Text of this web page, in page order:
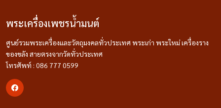
พระเครื่องเพชรน้ำมนต์
ศูนย์รวมพระเครื่องและวัตถุมงคลทั่วประเทศ พระเก่า พระใหม่ เครื่องราง
ของขลัง สายตรงจากวัดทั่วประเทศ
โทรศัพท์ : 086 777 0599